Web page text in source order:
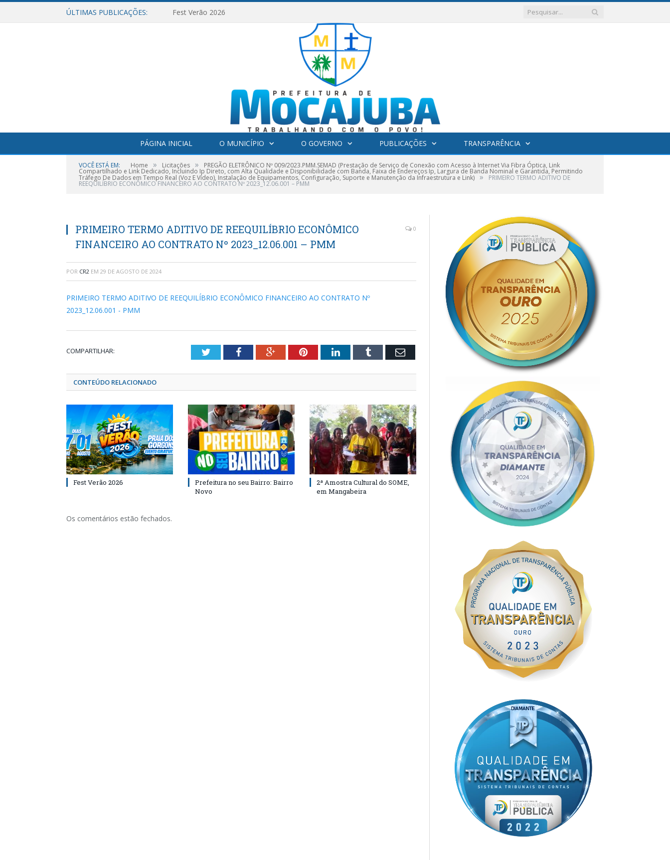
ÚLTIMAS PUBLICAÇÕES: Fest Verão 2026
PÁGINA INICIAL O MUNICÍPIO O GOVERNO PUBLICAÇÕES TRANSPARÊNCIA
VOCÊ ESTÁ EM: Home » Licitações » PREGÃO ELETRÔNICO Nº 009/2023.PMM.SEMAD (Prestação de Serviço de Conexão com Acesso à Internet Via Fibra Óptica, Link
Compartilhado e Link Dedicado, Incluindo Ip Direto, com Alta Qualidade e Disponibilidade com Banda, Faixa de Endereços Ip, Largura de Banda Nominal e Garantida, Permitindo
Tráfego De Dados em Tempo Real (Voz E Vídeo), Instalação de Equipamentos, Configuração, Suporte e Manutenção da Infraestrutura e Link) » PRIMEIRO TERMO ADITIVO DE
REEQUILÍBRIO ECONÔMICO FINANCEIRO AO CONTRATO Nº 2023_12.06.001 – PMM
PRIMEIRO TERMO ADITIVO DE REEQUILÍBRIO ECONÔMICO
FINANCEIRO AO CONTRATO Nº 2023_12.06.001 – PMM
0
POR CR2 EM 29 DE AGOSTO DE 2024
PRIMEIRO TERMO ADITIVO DE REEQUILÍBRIO ECONÔMICO FINANCEIRO AO CONTRATO Nº
2023_12.06.001 - PMM
COMPARTILHAR: TwitterFacebookGoogle+PinterestLinkedInTumblr Email
CONTEÚDO RELACIONADO
Fest Verão 2026
Prefeitura no seu Bairro: Bairro
Novo
2ª Amostra Cultural do SOME,
em Mangabeira
Os comentários estão fechados.